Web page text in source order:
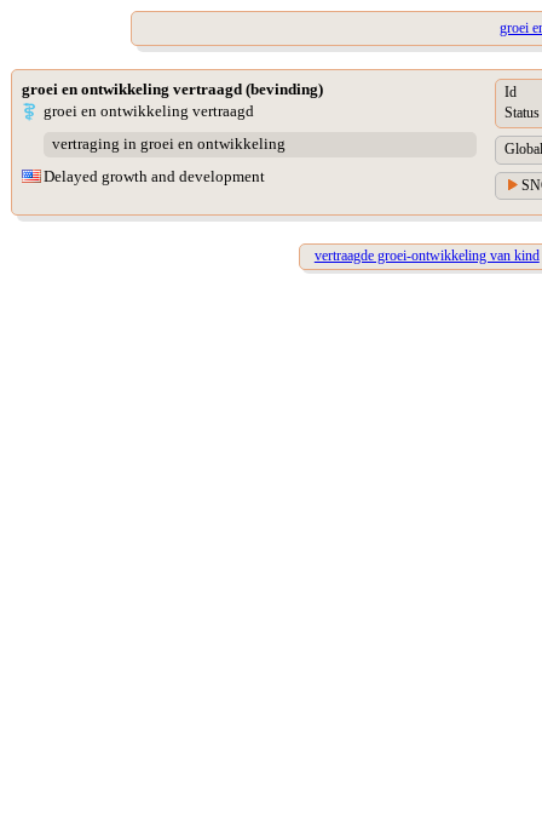
groei
groei en ontwikkeling vertraagd (bevinding)
groei en ontwikkeling vertraagd
vertraging in groei en ontwikkeling
Delayed growth and development
Id
Status
vertraagde groei-ontwikkeling van kind